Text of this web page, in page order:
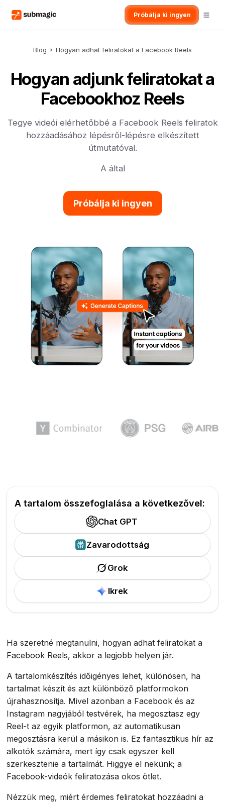
Próbálja ki ingyen
Blog > Hogyan adhat feliratokat a Facebook Reels
Hogyan adjunk feliratokat a
Facebookhoz Reels
Tegye videói elérhetőbbé a Facebook Reels feliratok
hozzáadásához lépésről-lépésre elkészített
útmutatóval.
A által
Próbálja ki ingyen
A tartalom összefoglalása a következővel:
Chat GPT
Zavarodottság
Grok
Ikrek
Ha szeretné megtanulni, hogyan adhat feliratokat a
Facebook Reels, akkor a legjobb helyen jár.
A tartalomkészítés időigényes lehet, különösen, ha
tartalmat készít és azt különböző platformokon
újrahasznosítja. Mivel azonban a Facebook és az
Instagram nagyjából testvérek, ha megosztasz egy
Reel-t az egyik platformon, az automatikusan
megosztásra kerül a másikon is. Ez fantasztikus hír az
alkotók számára, mert így csak egyszer kell
szerkesztenie a tartalmát. Higgye el nekünk; a
Facebook-videók feliratozása okos ötlet.
Nézzük meg, miért érdemes feliratokat hozzáadni a